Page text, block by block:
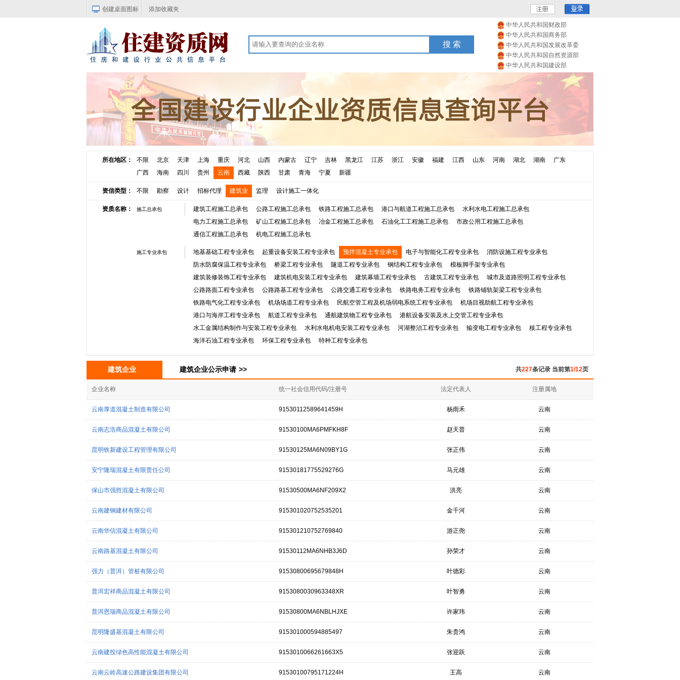
创建桌面图标 添加收藏夹
中华人民共和国财政部
中华人民共和国商务部
中华人民共和国发展改革委
中华人民共和国自然资源部
中华人民共和国建设部
所在地区： 不限 北京 天津 上海 重庆 河北 山西 内蒙古 辽宁 吉林 黑龙江 江苏 浙江 安徽 福建 江西 山东 河南 湖北 湖南
广东
广西
海南 四川 贵州 云南 西藏 陕西 甘肃 青海 宁夏 新疆
资信类型： 不限 勘察 设计 招标代理 建筑业 监理 设计施工一体化
资质名称： 施工总承包 建筑工程施工总承包 公路工程施工总承包 铁路工程施工总承包 港口与航道工程施工总承包
水利水电工程施工总承包
电力工程施工总承包
矿山工程施工总承包 冶金工程施工总承包 石油化工工程施工总承包
市政公用工程施工总承包
通信工程施工总承包
机电工程施工总承包
施工专业承包 地基基础工程专业承包 起重设备安装工程专业承包 预拌混凝土专业承包 电子与智能化工程专业承包
消防设施工程专业承包
防水防腐保温工程专业承包
桥梁工程专业承包 隧道工程专业承包 钢结构工程专业承包
模板脚手架专业承包
建筑装修装饰工程专业承包
建筑机电安装工程专业承包 建筑幕墙工程专业承包 古建筑工程专业承包
城市及道路照明工程专业承包
公路路面工程专业承包
公路路基工程专业承包 公路交通工程专业承包 铁路电务工程专业承包
铁路铺轨架梁工程专业承包
铁路电气化工程专业承包
机场场道工程专业承包 民航空管工程及机场弱电系统工程专业承包
机场目视助航工程专业承包
港口与海岸工程专业承包
航道工程专业承包 通航建筑物工程专业承包
港航设备安装及水上交管工程专业承包
水工金属结构制作与安装工程专业承包
水利水电机电安装工程专业承包 河湖整治工程专业承包 输变电工程专业承包
核工程专业承包
海洋石油工程专业承包
环保工程专业承包 特种工程专业承包
建筑企业 建筑企业公示申请 >> 共227条记录 当前第1/12页
企业名称 统一社会信用代码/注册号 法定代表人 注册属地
云南厚道混凝土制造有限公司 91530112589641459H 杨雨禾 云南
云南志浩商品混凝土有限公司 91530100MA6PMFKH8F 赵天普 云南
昆明铁新建设工程管理有限公司 91530125MA6N09BY1G 张正伟 云南
安宁隆瑞混凝土有限责任公司 91530181775529276G 马元雄 云南
保山市强胜混凝土有限公司 91530500MA6NF209X2 洪亮 云南
云南建钢建材有限公司 915301020752535201 金千河 云南
云南华信混凝土有限公司 915301210752769840 游正尧 云南
云南路基混凝土有限公司 91530112MA6NHB3J6D 孙荣才 云南
强力（普洱）管桩有限公司 91530800695679848H 叶德彩 云南
普洱宏祥商品混凝土有限公司 9153080030963348XR 叶智勇 云南
普洱恩瑞商品混凝土有限公司 91530800MA6NBLHJXE 许家玮 云南
昆明隆盛基混凝土有限公司 915301000594885497 朱贵鸿 云南
云南建投绿色高性能混凝土有限公司 9153010066261663X5 张迎跃 云南
云南云岭高速公路建设集团有限公司 91530100795171224H 王高 云南